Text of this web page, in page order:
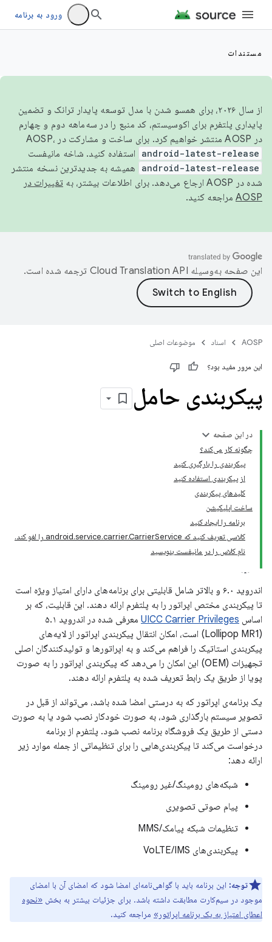
ورود به برنامه
مستندات
از سال ۲۰۲۶، برای همسو شدن با مدل توسعه پایدار ترانک و تضمین
پایداری پلتفرم برای اکوسیستم، کد منبع را در سه‌ماهه دوم و چهارم
در AOSP منتشر خواهیم کرد. برای ساخت و مشارکت در AOSP،
android-latest-release استفاده کنید. شاخه مانیفست
android-latest-release
همیشه به جدیدترین نسخه منتشر
شده در AOSP ارجاع می‌دهد. برای اطلاعات بیشتر، به
تغییرات در
AOSP مراجعه کنید.
این صفحه به‌وسیله ترجمه شده است.
AOSP اسناد موضوعات اصلی
این مرور مفید بود؟
پیکربندی حامل
در این صفحه
چگونه کار می‌کند؟
پیکربندی را بارگیری کنید
از پیکربندی استفاده کنید
کلیدهای پیکربندی
ساخت اپلیکیشن
برنامه را ایجاد کنید
کلاسی تعریف کنید که android.service.carrier.CarrierService را لغو کند.
نام کلاس را در مانیفست بنویسید
اندروید ۶.۰ و بالاتر شامل قابلیتی برای برنامه‌های دارای امتیاز ویژه است
تا پیکربندی مختص اپراتور را به پلتفرم ارائه دهند. این قابلیت، که بر
اساس UICC Carrier Privileges
معرفی شده در اندروید ۵.۱
(Lollipop MR1) است، امکان انتقال پیکربندی اپراتور از لایه‌های
پیکربندی استاتیک را فراهم می‌کند و به اپراتورها و تولیدکنندگان اصلی
تجهیزات (OEM) این امکان را می‌دهد که پیکربندی اپراتور را به صورت
پویا از طریق یک رابط تعریف شده به پلتفرم ارائه دهند.
یک برنامه‌ی اپراتور که به درستی امضا شده باشد، می‌تواند از قبل در
تصویر سیستم بارگذاری شود، به صورت خودکار نصب شود یا به صورت
دستی از طریق یک فروشگاه برنامه نصب شود. پلتفرم از برنامه
درخواست می‌کند تا پیکربندی‌هایی را برای تنظیماتی از جمله موارد زیر
ارائه دهد:
شبکه‌های رومینگ/غیر رومینگ
پیام صوتی تصویری
تنظیمات شبکه پیامک/MMS
پیکربندی‌های VoLTE/IMS
توجه: این برنامه باید با گواهی‌نامه‌ای امضا شود که امضای آن با امضای
موجود در سیم‌کارت مطابقت داشته باشد. برای جزئیات بیشتر به بخش «نحوه
اعطای امتیاز به یک برنامه اپراتور» مراجعه کنید.